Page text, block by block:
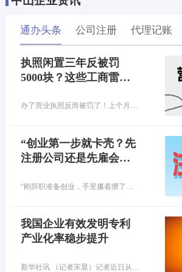
通办头条 公司注册 代理记账
执照闲置三年反被罚
5000块？这些工商雷
办了营业执照反而被罚了！上个月去注销营业执照，工作人员一句话让我腿软，您这执照异常3年，得先交罚款！原来当初随手办的执照，竟因连续3年没做年报，早就进黑名单了…
“创业第一步就卡壳？先
注册公司还是先雇会
了！”
我国企业有效发明专利
产业化率稳步提升
新华社讯 （记者宋晨）记者近日从国家知识产权局获悉，目前，我国国内有效发明专利中，企业所占比重已超七成，数量超过300万件。我国企业有效发明专利产业化率稳步提升，专利转化运用效益持续提高。